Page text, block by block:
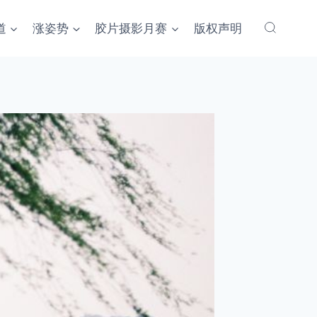
涨姿势 胶片摄影月赛 版权声明